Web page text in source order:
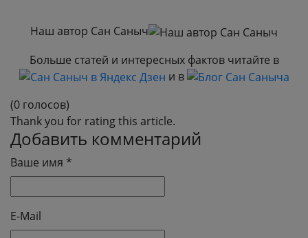
Наш автор Сан Саныч
Больше статей и интересных фактов читайте в
и в
(0 голосов)
Thank you for rating this article.
Добавить комментарий
Ваше имя *
E-Mail